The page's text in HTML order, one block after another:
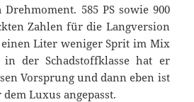
585 PS sowie 900
Zahlen für die Langversion
einen Liter weniger Sprit im Mix
in der Schadstoffklasse hat er
Vorsprung und dann eben ist
Luxus angepasst.